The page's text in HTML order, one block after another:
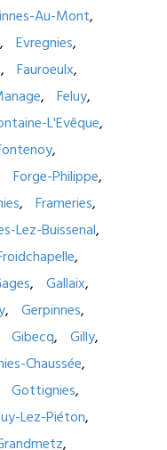
Au-Mont
Evregnies
Fauroeulx
Feluy
L'Evêque
Forge-Philippe
Frameries
Lez-Buissenal
Gallaix
Gerpinnes
Gibecq
Gilly
Chaussée
Gottignies
Lez-Piéton